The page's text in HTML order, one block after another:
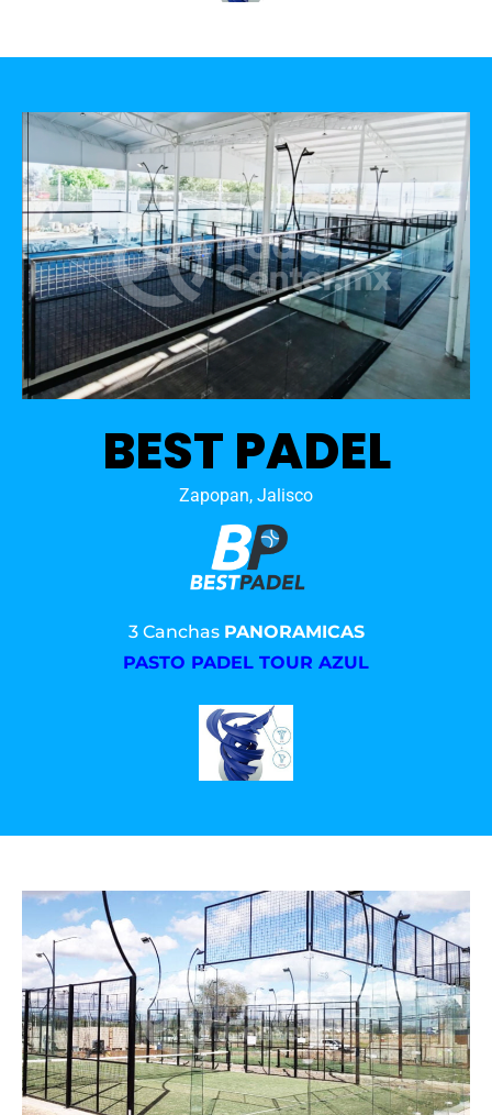
BEST PADEL
Zapopan, Jalisco
3 Canchas PANORAMICAS
PASTO PADEL TOUR AZUL